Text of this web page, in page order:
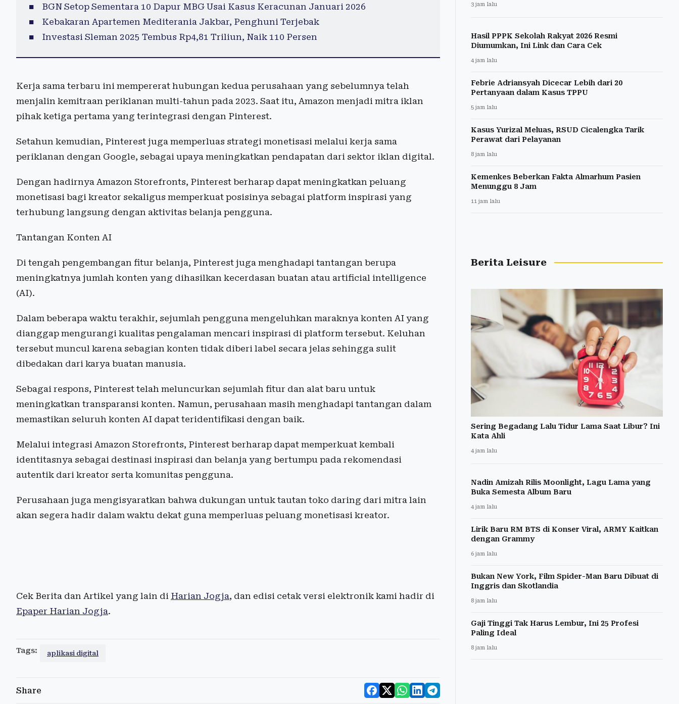
BGN Setop Sementara 10 Dapur MBG Usai Kasus Keracunan Januari 2026
Kebakaran Apartemen Mediterania Jakbar, Penghuni Terjebak
Investasi Sleman 2025 Tembus Rp4,81 Triliun, Naik 110 Persen
Kerja sama terbaru ini mempererat hubungan kedua perusahaan yang sebelumnya telah
menjalin kemitraan periklanan multi-tahun pada 2023. Saat itu, Amazon menjadi mitra iklan
pihak ketiga pertama yang terintegrasi dengan Pinterest.
Setahun kemudian, Pinterest juga memperluas strategi monetisasi melalui kerja sama
periklanan dengan Google, sebagai upaya meningkatkan pendapatan dari sektor iklan digital.
Dengan hadirnya Amazon Storefronts, Pinterest berharap dapat meningkatkan peluang
monetisasi bagi kreator sekaligus memperkuat posisinya sebagai platform inspirasi yang
terhubung langsung dengan aktivitas belanja pengguna.
Tantangan Konten AI
Di tengah pengembangan fitur belanja, Pinterest juga menghadapi tantangan berupa
meningkatnya jumlah konten yang dihasilkan kecerdasan buatan atau artificial intelligence
(AI).
Dalam beberapa waktu terakhir, sejumlah pengguna mengeluhkan maraknya konten AI yang
dianggap mengurangi kualitas pengalaman mencari inspirasi di platform tersebut. Keluhan
tersebut muncul karena sebagian konten tidak diberi label secara jelas sehingga sulit
dibedakan dari karya buatan manusia.
Sebagai respons, Pinterest telah meluncurkan sejumlah fitur dan alat baru untuk
meningkatkan transparansi konten. Namun, perusahaan masih menghadapi tantangan dalam
memastikan seluruh konten AI dapat teridentifikasi dengan baik.
Melalui integrasi Amazon Storefronts, Pinterest berharap dapat memperkuat kembali
identitasnya sebagai destinasi inspirasi dan belanja yang bertumpu pada rekomendasi
autentik dari kreator serta komunitas pengguna.
Perusahaan juga mengisyaratkan bahwa dukungan untuk tautan toko daring dari mitra lain
akan segera hadir dalam waktu dekat guna memperluas peluang monetisasi kreator.
Cek Berita dan Artikel yang lain di Harian Jogja, dan edisi cetak versi elektronik kami hadir di
Epaper Harian Jogja.
Tags: aplikasi digital
Share
3 jam lalu
Hasil PPPK Sekolah Rakyat 2026 Resmi
Diumumkan, Ini Link dan Cara Cek
4 jam lalu
Febrie Adriansyah Dicecar Lebih dari 20
Pertanyaan dalam Kasus TPPU
5 jam lalu
Kasus Yurizal Meluas, RSUD Cicalengka Tarik
Perawat dari Pelayanan
8 jam lalu
Kemenkes Beberkan Fakta Almarhum Pasien
Menunggu 8 Jam
11 jam lalu
Berita Leisure
Sering Begadang Lalu Tidur Lama Saat Libur? Ini
Kata Ahli
4 jam lalu
Nadin Amizah Rilis Moonlight, Lagu Lama yang
Buka Semesta Album Baru
4 jam lalu
Lirik Baru RM BTS di Konser Viral, ARMY Kaitkan
dengan Grammy
6 jam lalu
Bukan New York, Film Spider-Man Baru Dibuat di
Inggris dan Skotlandia
8 jam lalu
Gaji Tinggi Tak Harus Lembur, Ini 25 Profesi
Paling Ideal
8 jam lalu